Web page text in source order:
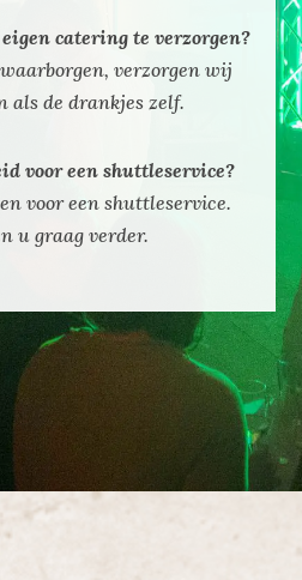
catering te verzorgen?
verzorgen wij
als de drankjes zelf.
voor een shuttleservice?
voor een shuttleservice.
u graag verder.